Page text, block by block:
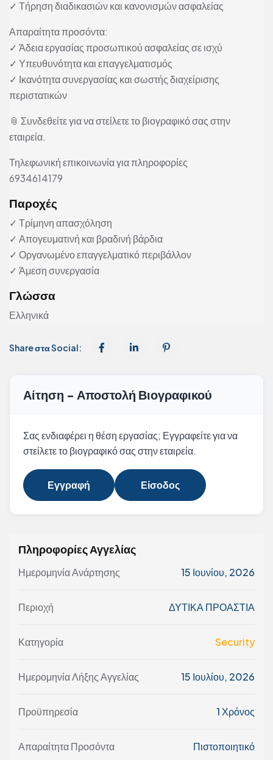
✓ Τήρηση διαδικασιών και κανονισμών ασφαλείας
Απαραίτητα προσόντα:
✓ Άδεια εργασίας προσωπικού ασφαλείας σε ισχύ
✓ Υπευθυνότητα και επαγγελματισμός
✓ Ικανότητα συνεργασίας και σωστής διαχείρισης
περιστατικών
📎 Συνδεθείτε για να στείλετε το βιογραφικό σας στην
εταιρεία.
Τηλεφωνική επικοινωνία για πληροφορίες
6934614179
Παροχές
✓ Τρίμηνη απασχόληση
✓ Απογευματινή και βραδινή βάρδια
✓ Οργανωμένο επαγγελματικό περιβάλλον
✓ Άμεση συνεργασία
Γλώσσα
Ελληνικά
Share στα Social:
Αίτηση - Αποστολή Βιογραφικού
Σας ενδιαφέρει η θέση εργασίας; Εγγραφείτε για να
στείλετε το βιογραφικό σας στην εταιρεία.
Εγγραφή Είσοδος
Πληροφορίες Αγγελίας
Ημερομηνία Ανάρτησης 15 Ιουνίου, 2026
Περιοχή ΔΥΤΙΚΑ ΠΡΟΑΣΤΙΑ
Κατηγορία Security
Ημερομηνία Λήξης Αγγελίας 15 Ιουλίου, 2026
Προϋπηρεσία 1 Χρόνος
Απαραίτητα Προσόντα Πιστοποιητικό